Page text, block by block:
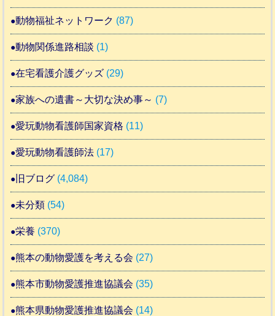
動物福祉ネットワーク (87)
動物関係進路相談 (1)
在宅看護介護グッズ (29)
家族への遺書～大切な決め事～ (7)
愛玩動物看護師国家資格 (11)
愛玩動物看護師法 (17)
旧ブログ (4,084)
未分類 (54)
栄養 (370)
熊本の動物愛護を考える会 (27)
熊本市動物愛護推進協議会 (35)
熊本県動物愛護推進協議会 (14)